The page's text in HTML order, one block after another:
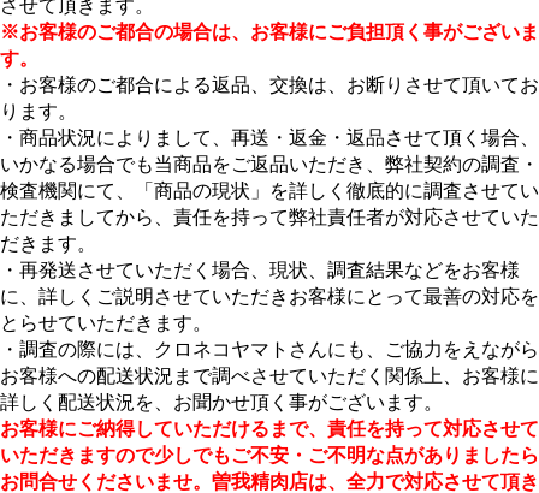
させて頂きます。
※お客様のご都合の場合は、お客様にご負担頂く事がございま
す。
・お客様のご都合による返品、交換は、お断りさせて頂いてお
ります。
・商品状況によりまして、再送・返金・返品させて頂く場合、
いかなる場合でも当商品をご返品いただき、弊社契約の調査・
検査機関にて、「商品の現状」を詳しく徹底的に調査させてい
ただきましてから、責任を持って弊社責任者が対応させていた
だきます。
・再発送させていただく場合、現状、調査結果などをお客様
に、詳しくご説明させていただきお客様にとって最善の対応を
とらせていただきます。
・調査の際には、クロネコヤマトさんにも、ご協力をえながら
お客様への配送状況まで調べさせていただく関係上、お客様に
詳しく配送状況を、お聞かせ頂く事がございます。
お客様にご納得していただけるまで、責任を持って対応させて
いただきますので少しでもご不安・ご不明な点がありましたら
お問合せくださいませ。曽我精肉店は、全力で対応させて頂き